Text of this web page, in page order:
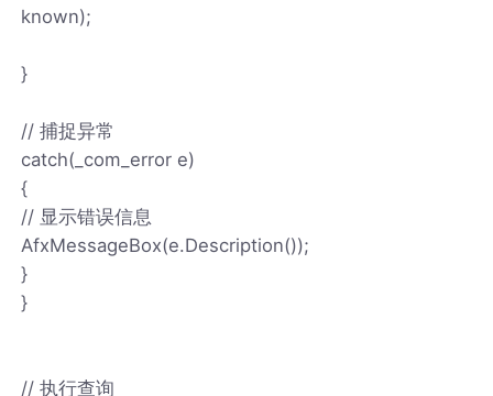
known);
}
// 捕捉异常
catch(_com_error e)
{
// 显示错误信息
AfxMessageBox(e.Description());
}
}
// 执行查询